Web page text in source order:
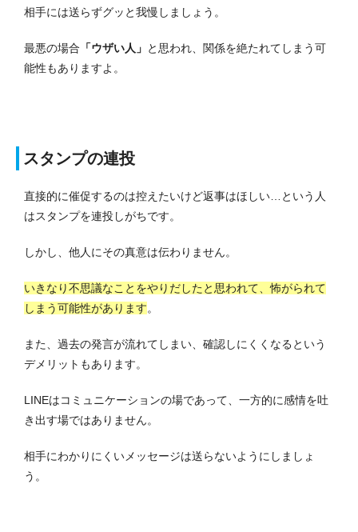
相手には送らずグッと我慢しましょう。
最悪の場合 「ウザい人」 と思われ、関係を絶たれてしまう可
能性もありますよ。
スタンプの連投
直接的に催促するのは控えたいけど返事はほしい…という人
はスタンプを連投しがちです。
しかし、他人にその真意は伝わりません。
いきなり不思議なことをやりだしたと思われて、怖がられて
しまう可能性があります。
また、過去の発言が流れてしまい、確認しにくくなるという
デメリットもあります。
LINEはコミュニケーションの場であって、一方的に感情を吐
き出す場ではありません。
相手にわかりにくいメッセージは送らないようにしましょ
う。